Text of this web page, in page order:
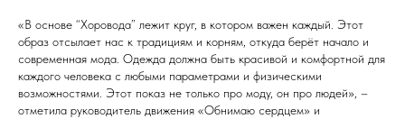
«В основе “Хоровода” лежит круг, в котором важен каждый. Этот
образ отсылает нас к традициям и корням, откуда берёт начало и
современная мода. Одежда должна быть красивой и комфортной для
каждого человека с любыми параметрами и физическими
возможностями. Этот показ не только про моду, он про людей», –
отметила руководитель движения «Обнимаю сердцем» и